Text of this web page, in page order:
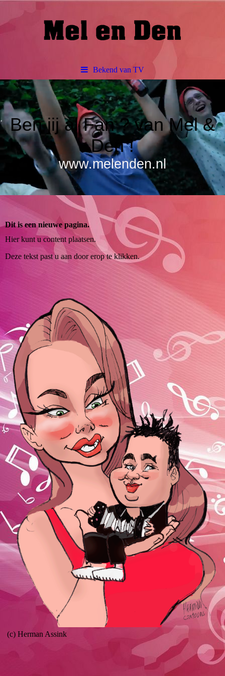
Bekend van TV
Ben jij al Fan ? van Mel &
Den !
www.melenden.nl
Dit is een nieuwe pagina.
Hier kunt u content plaatsen.
Deze tekst past u aan door erop te klikken.
(c) Herman Assink